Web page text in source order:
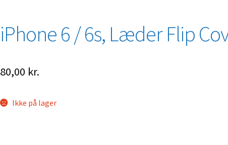
iPhone 6 / 6s, Læder Flip
80,00 kr.
Ikke på lager